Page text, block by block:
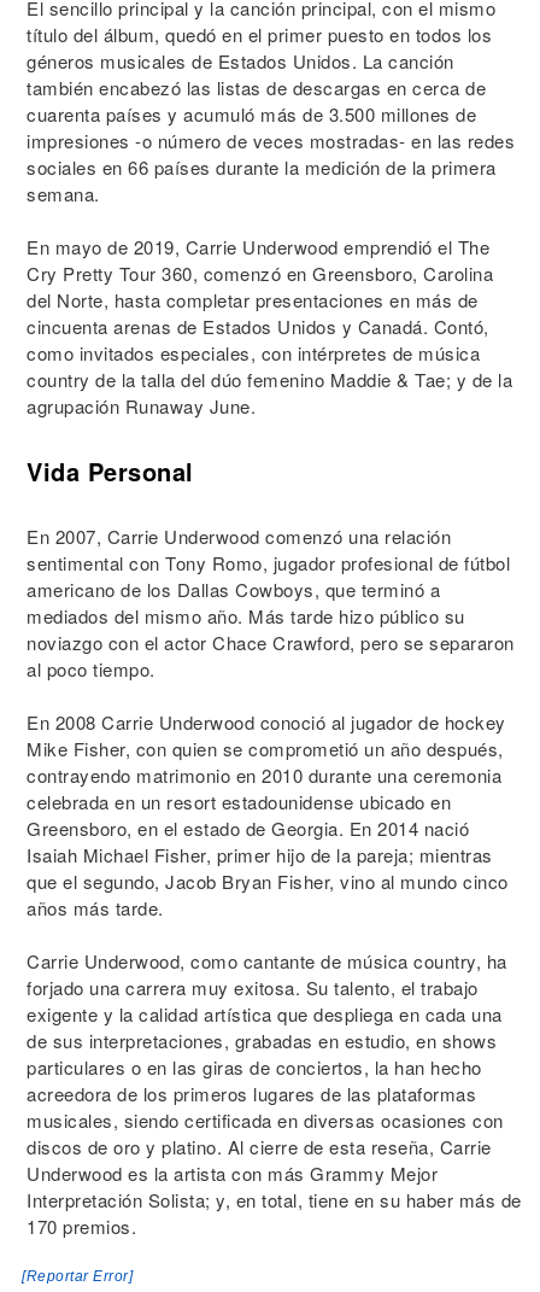
El sencillo principal y la canción principal, con el mismo
título del álbum, quedó en el primer puesto en todos los
géneros musicales de Estados Unidos. La canción
también encabezó las listas de descargas en cerca de
cuarenta países y acumuló más de 3.500 millones de
impresiones -o número de veces mostradas- en las redes
sociales en 66 países durante la medición de la primera
semana.
En mayo de 2019, Carrie Underwood emprendió el The
Cry Pretty Tour 360, comenzó en Greensboro, Carolina
del Norte, hasta completar presentaciones en más de
cincuenta arenas de Estados Unidos y Canadá. Contó,
como invitados especiales, con intérpretes de música
country de la talla del dúo femenino Maddie & Tae; y de la
agrupación Runaway June.
Vida Personal
En 2007, Carrie Underwood comenzó una relación
sentimental con Tony Romo, jugador profesional de fútbol
americano de los Dallas Cowboys, que terminó a
mediados del mismo año. Más tarde hizo público su
noviazgo con el actor Chace Crawford, pero se separaron
al poco tiempo.
En 2008 Carrie Underwood conoció al jugador de hockey
Mike Fisher, con quien se comprometió un año después,
contrayendo matrimonio en 2010 durante una ceremonia
celebrada en un resort estadounidense ubicado en
Greensboro, en el estado de Georgia. En 2014 nació
Isaiah Michael Fisher, primer hijo de la pareja; mientras
que el segundo, Jacob Bryan Fisher, vino al mundo cinco
años más tarde.
Carrie Underwood, como cantante de música country, ha
forjado una carrera muy exitosa. Su talento, el trabajo
exigente y la calidad artística que despliega en cada una
de sus interpretaciones, grabadas en estudio, en shows
particulares o en las giras de conciertos, la han hecho
acreedora de los primeros lugares de las plataformas
musicales, siendo certificada en diversas ocasiones con
discos de oro y platino. Al cierre de esta reseña, Carrie
Underwood es la artista con más Grammy Mejor
Interpretación Solista; y, en total, tiene en su haber más de
170 premios.
[Reportar Error]